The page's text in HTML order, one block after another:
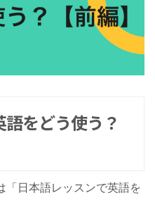
をどう使う？
「日本語レッスンで英語を